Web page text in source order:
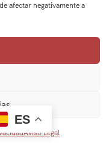
afectar negativamente a
Aviso Legal
ES